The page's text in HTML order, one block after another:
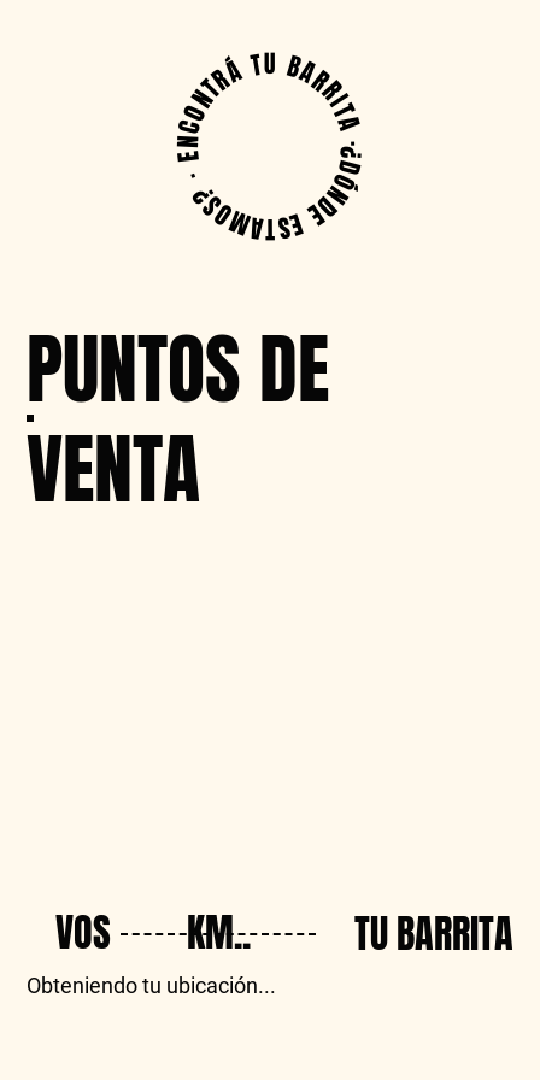
PUNTOS DE
VENTA
VOS KM.. TU BARRITA
Obteniendo tu ubicación...
¿DÓNDE ESTAMOS?
·
ENCONTRÁ TU BARRITA
·